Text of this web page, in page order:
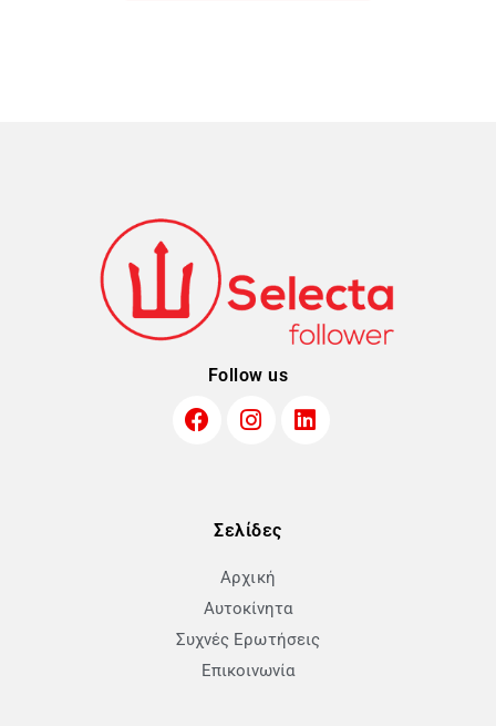
Follow us
Σελίδες
Αρχική
Αυτοκίνητα
Συχνές Ερωτήσεις
Επικοινωνία